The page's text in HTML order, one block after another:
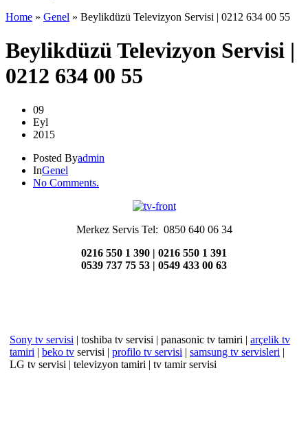
Home » Genel » Beylikdüzü Televizyon Servisi | 0212 634 00 55
Beylikdüzü Televizyon Servisi |
0212 634 00 55
09
Eyl
2015
Posted Byadmin
InGenel
No Comments.
Merkez Servis Tel: 0850 640 06 34
0216 550 1 390 | 0216 550 1 391
0539 737 75 53 | 0549 433 00 63
Sony tv servisi | toshiba tv servisi | panasonic tv tamiri | arçelik tv
tamiri | beko tv servisi | profilo tv servisi | samsung tv servisleri |
LG tv servisi | televizyon tamiri | tv tamir servisi